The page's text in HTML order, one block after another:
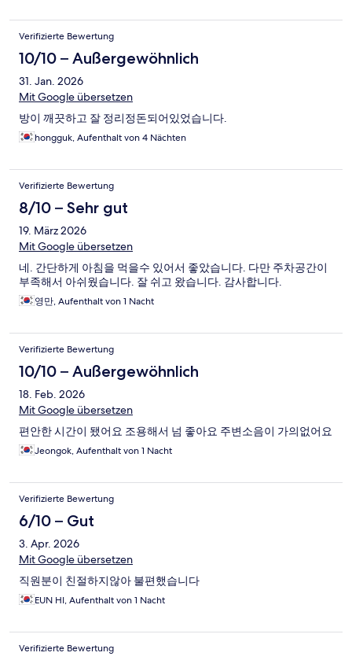
Verifizierte Bewertung
10/10 – Außergewöhnlich
31. Jan. 2026
Mit Google übersetzen
방이 깨끗하고 잘 정리정돈되어있었습니다.
hongguk, Aufenthalt von 4 Nächten
Verifizierte Bewertung
8/10 – Sehr gut
19. März 2026
Mit Google übersetzen
네. 간단하게 아침을 먹을수 있어서 좋았습니다. 다만 주차공간이
부족해서 아쉬웠습니다. 잘 쉬고 왔습니다. 감사합니다.
영만, Aufenthalt von 1 Nacht
Verifizierte Bewertung
10/10 – Außergewöhnlich
18. Feb. 2026
Mit Google übersetzen
편안한 시간이 됐어요 조용해서 넘 좋아요 주변소음이 가의없어요
Jeongok, Aufenthalt von 1 Nacht
Verifizierte Bewertung
6/10 – Gut
3. Apr. 2026
Mit Google übersetzen
직원분이 친절하지않아 불편했습니다
EUN HI, Aufenthalt von 1 Nacht
Verifizierte Bewertung